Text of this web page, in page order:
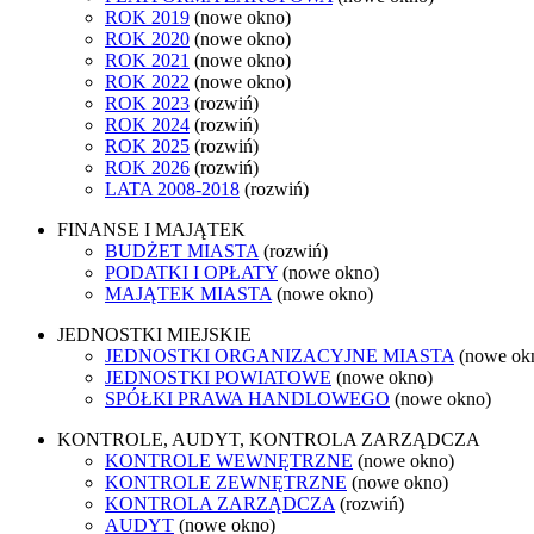
ROK 2019 (nowe okno)
ROK 2020 (nowe okno)
ROK 2021 (nowe okno)
ROK 2022 (nowe okno)
ROK 2023 (rozwiń)
ROK 2024 (rozwiń)
ROK 2025 (rozwiń)
ROK 2026 (rozwiń)
LATA 2008-2018 (rozwiń)
FINANSE I MAJĄTEK
BUDŻET MIASTA (rozwiń)
PODATKI I OPŁATY (nowe okno)
MAJĄTEK MIASTA (nowe okno)
JEDNOSTKI MIEJSKIE
JEDNOSTKI ORGANIZACYJNE MIASTA (nowe
JEDNOSTKI POWIATOWE (nowe okno)
SPÓŁKI PRAWA HANDLOWEGO (nowe okno)
KONTROLE, AUDYT, KONTROLA ZARZĄDCZA
KONTROLE WEWNĘTRZNE (nowe okno)
KONTROLE ZEWNĘTRZNE (nowe okno)
KONTROLA ZARZĄDCZA (rozwiń)
AUDYT (nowe okno)